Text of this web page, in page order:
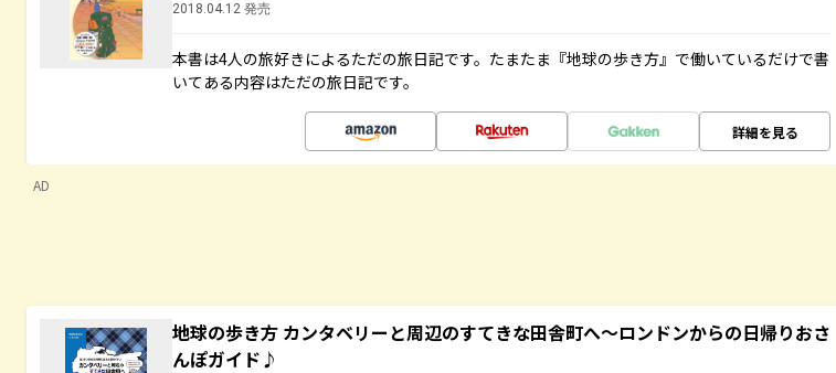
2018.04.12 発売
本書は4人の旅好きによるただの旅日記です。たまたま『地球の歩き方』で働いているだけで書
いてある内容はただの旅日記です。
詳細を見る
AD
地球の歩き方 カンタベリーと周辺のすてきな田舎町へ～ロンドンからの日帰りおさ
んぽガイド♪